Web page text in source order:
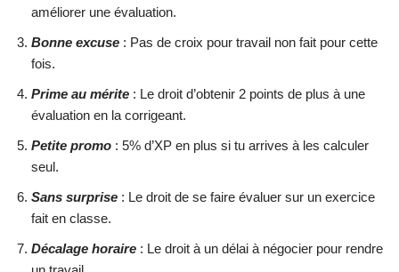
améliorer une évaluation.
Bonne excuse : Pas de croix pour travail non fait pour cette
fois.
Prime au mérite : Le droit d’obtenir 2 points de plus à une
évaluation en la corrigeant.
Petite promo : 5% d’XP en plus si tu arrives à les calculer
seul.
Sans surprise : Le droit de se faire évaluer sur un exercice
fait en classe.
Décalage horaire : Le droit à un délai à négocier pour rendre